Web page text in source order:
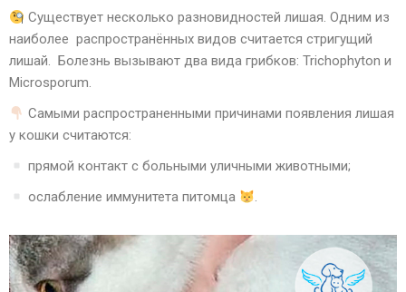
Существует несколько разновидностей лишая. Одним из
наиболее распространённых видов считается стригущий
лишай. Болезнь вызывают два вида грибков: Trichophyton и
Microsporum.
Самыми распространенными причинами появления лишая
у кошки считаются:
прямой контакт с больными уличными животными;
ослабление иммунитета питомца
.